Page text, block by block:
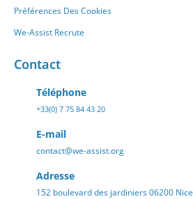
Préférences Des Cookies
We-Assist Recrute
Contact
Téléphone
+33(0) 7 75 84 43 20
E-mail
contact@we-assist.org
Adresse
152 boulevard des jardiniers 06200 Nice